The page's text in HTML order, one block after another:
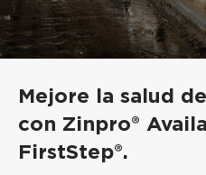
Mejore la salud
con Zinpro®
FirstStep®.